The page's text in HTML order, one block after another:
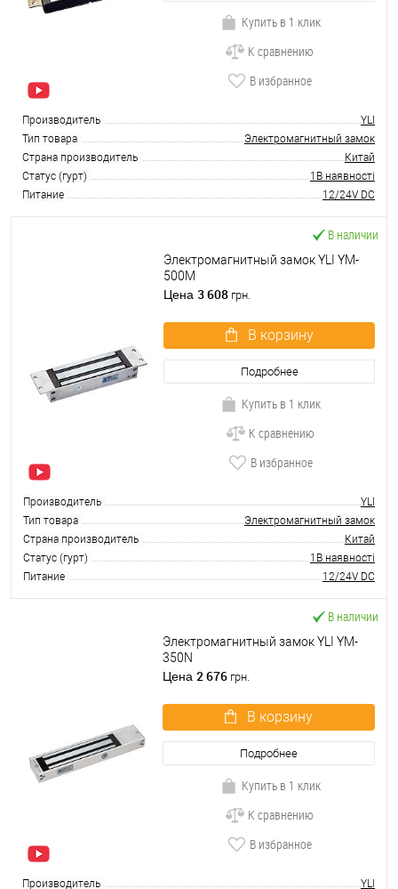
Купить в 1 клик
К сравнению
В избранное
Производитель
YLI
Тип товара
Электромагнитный замок
Страна производитель
Китай
Статус (гурт)
1В наявності
Питание
12/24V DC
В наличии
Электромагнитный замок YLI YM-
500M
Цена 3 608 грн.
В корзину
Подробнее
Купить в 1 клик
К сравнению
В избранное
Производитель
YLI
Тип товара
Электромагнитный замок
Страна производитель
Китай
Статус (гурт)
1В наявності
Питание
12/24V DC
В наличии
Электромагнитный замок YLI YM-
350N
Цена 2 676 грн.
В корзину
Подробнее
Купить в 1 клик
К сравнению
В избранное
Производитель YLI